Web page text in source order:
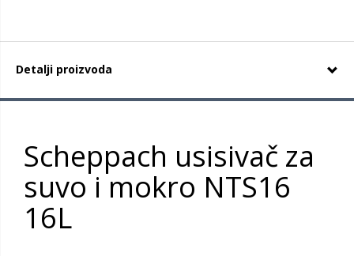
Detalji proizvoda
Scheppach usisivač za
suvo i mokro NTS16
16L